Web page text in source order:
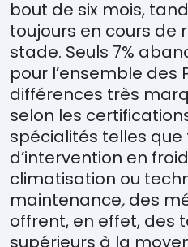
bout de six mois,
toujours en cours de
stade. Seuls 7%
pour l’ensemble des
différences très
selon les
spécialités telles
d’intervention en
climatisation ou
maintenance, des
offrent, en effet, des
supérieurs à la